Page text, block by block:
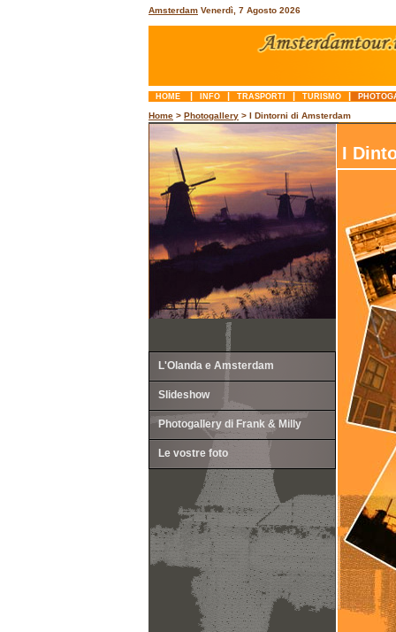
Amsterdam Venerdì, 7 Agosto 2026
HOME | INFO | TRASPORTI | TURISMO |
Home > Photogallery > I Dintorni di Amsterdam
L'Olanda e Amsterdam
Slideshow
Photogallery di Frank & Milly
Le vostre foto
I